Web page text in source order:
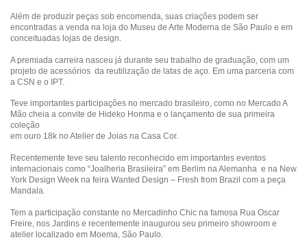
Além de produzir peças sob encomenda, suas criações podem ser
encontradas a venda na loja do Museu de Arte Moderna de São Paulo e em
conceituadas lojas de design.
A premiada carreira nasceu já durante seu trabalho de graduação, com um
projeto de acessórios da reutilização de latas de aço. Em uma parceria com
a CSN e o IPT.
Teve importantes participações no mercado brasileiro, como no Mercado A
Mão cheia a convite de Hideko Honma e o lançamento de sua primeira
coleção
em ouro 18k no Atelier de Joias na Casa Cor.
Recentemente teve seu talento reconhecido em importantes eventos
internacionais como “Joalheria Brasileira” em Berlim na Alemanha e na New
York Design Week na feira Wanted Design – Fresh from Brazil com a peça
Mandala.
Tem a participação constante no Mercadinho Chic na famosa Rua Oscar
Freire, nos Jardins e recentemente inaugurou seu primeiro showroom e
atelier localizado em Moema, São Paulo.